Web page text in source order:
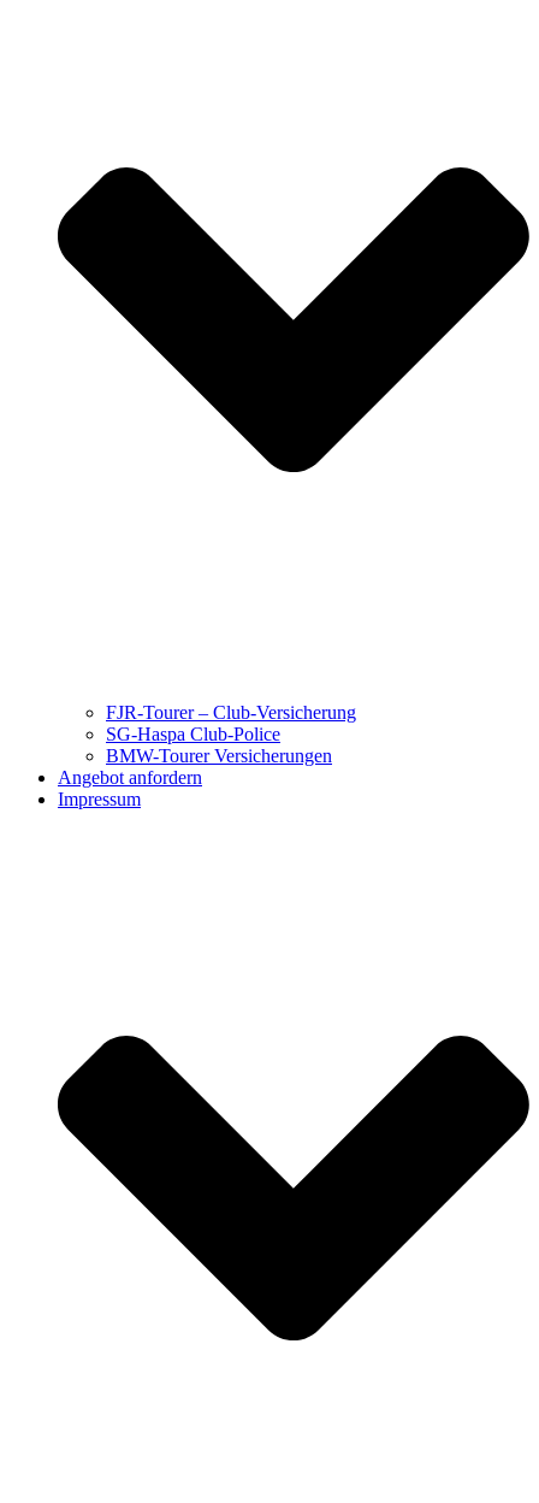
FJR-Tourer – Club-Versicherung
SG-Haspa Club-Police
BMW-Tourer Versicherungen
Angebot anfordern
Impressum